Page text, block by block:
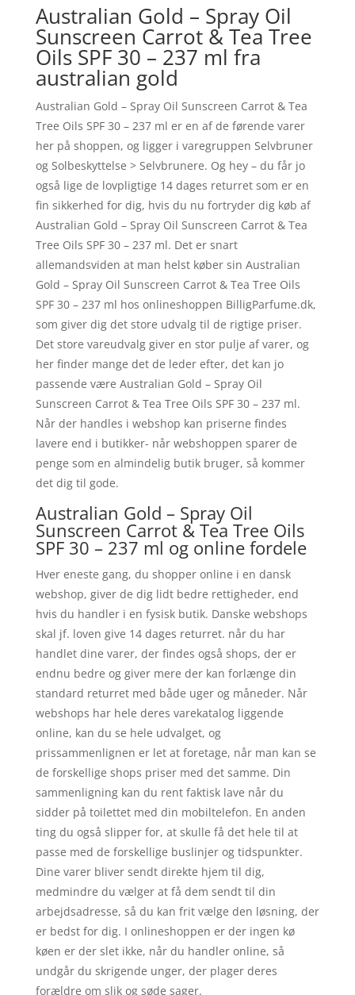
Australian Gold – Spray Oil
Sunscreen Carrot & Tea Tree
Oils SPF 30 – 237 ml fra
australian gold
Australian Gold – Spray Oil Sunscreen Carrot & Tea
Tree Oils SPF 30 – 237 ml er en af de førende varer
her på shoppen, og ligger i varegruppen Selvbruner
og Solbeskyttelse > Selvbrunere. Og hey – du får jo
også lige de lovpligtige 14 dages returret som er en
fin sikkerhed for dig, hvis du nu fortryder dig køb af
Australian Gold – Spray Oil Sunscreen Carrot & Tea
Tree Oils SPF 30 – 237 ml. Det er snart
allemandsviden at man helst køber sin Australian
Gold – Spray Oil Sunscreen Carrot & Tea Tree Oils
SPF 30 – 237 ml hos onlineshoppen BilligParfume.dk,
som giver dig det store udvalg til de rigtige priser.
Det store vareudvalg giver en stor pulje af varer, og
her finder mange det de leder efter, det kan jo
passende være Australian Gold – Spray Oil
Sunscreen Carrot & Tea Tree Oils SPF 30 – 237 ml.
Når der handles i webshop kan priserne findes
lavere end i butikker- når webshoppen sparer de
penge som en almindelig butik bruger, så kommer
det dig til gode.
Australian Gold – Spray Oil
Sunscreen Carrot & Tea Tree Oils
SPF 30 – 237 ml og online fordele
Hver eneste gang, du shopper online i en dansk
webshop, giver de dig lidt bedre rettigheder, end
hvis du handler i en fysisk butik. Danske webshops
skal jf. loven give 14 dages returret. når du har
handlet dine varer, der findes også shops, der er
endnu bedre og giver mere der kan forlænge din
standard returret med både uger og måneder. Når
webshops har hele deres varekatalog liggende
online, kan du se hele udvalget, og
prissammenlignen er let at foretage, når man kan se
de forskellige shops priser med det samme. Din
sammenligning kan du rent faktisk lave når du
sidder på toilettet med din mobiltelefon. En anden
ting du også slipper for, at skulle få det hele til at
passe med de forskellige buslinjer og tidspunkter.
Dine varer bliver sendt direkte hjem til dig,
medmindre du vælger at få dem sendt til din
arbejdsadresse, så du kan frit vælge den løsning, der
er bedst for dig. I onlineshoppen er der ingen kø
køen er der slet ikke, når du handler online, så
undgår du skrigende unger, der plager deres
forældre om slik og søde sager.